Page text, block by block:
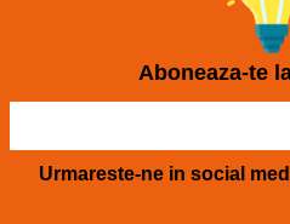
Aboneaza-te
Urmareste-ne in social